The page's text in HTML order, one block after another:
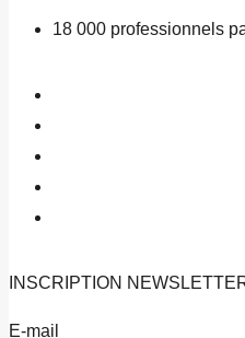
18 000 professionnels
INSCRIPTION
E-mail